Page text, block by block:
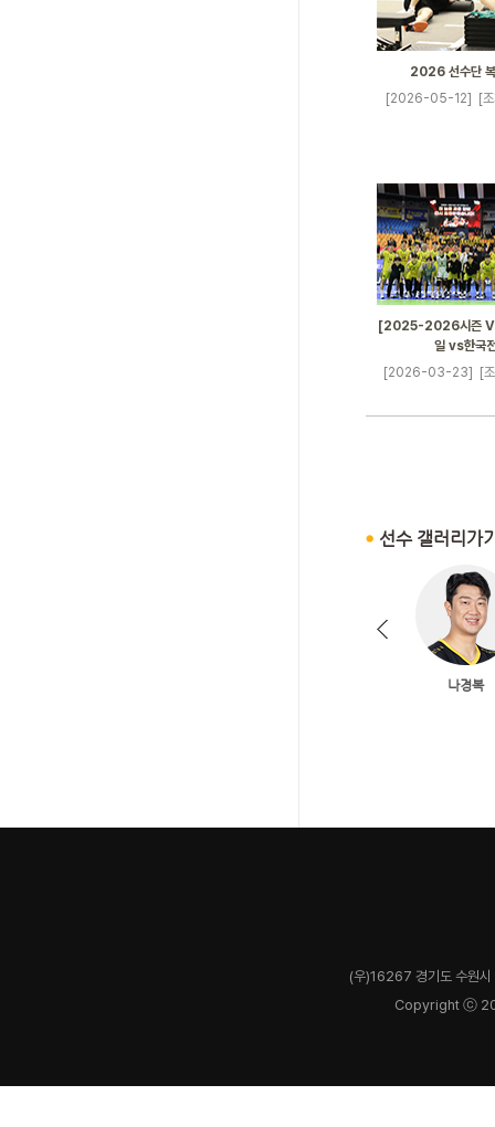
2026 선수단
[2026-05-12]
[
[2025-2026시즌 V
일 vs한국
[2026-03-23]
[
(우)16267 경기도 수원
Copyright ⓒ